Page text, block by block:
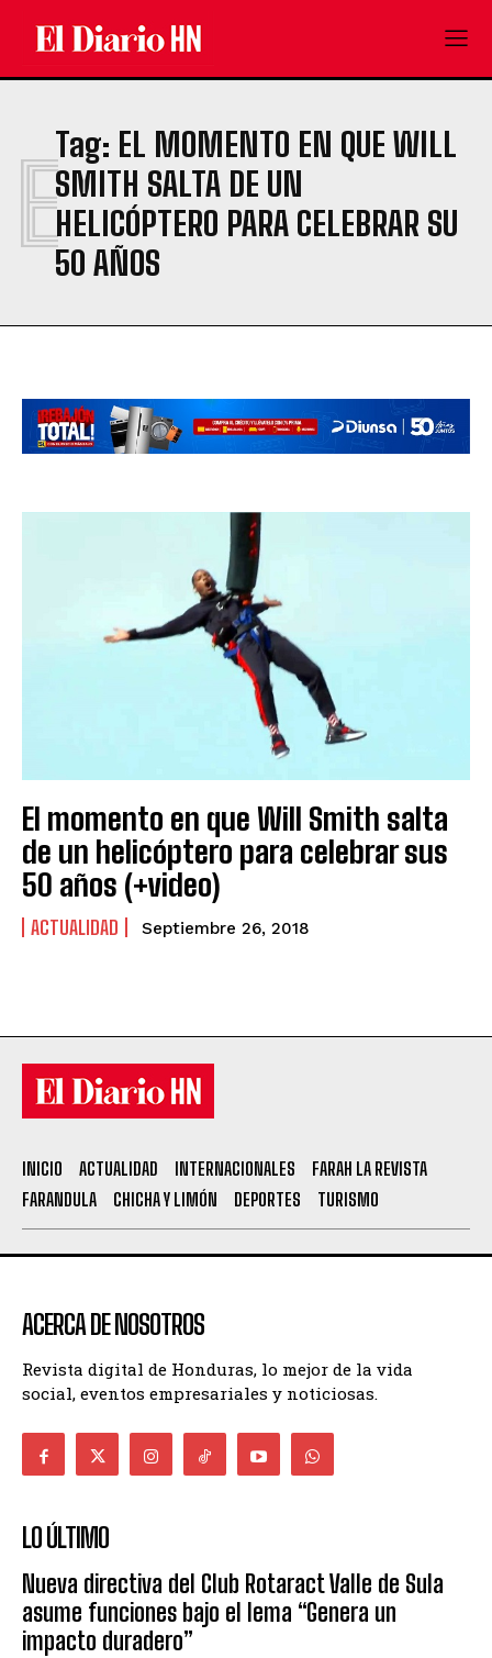
Tag: EL MOMENTO EN QUE WILL
SMITH SALTA DE UN
HELICÓPTERO PARA CELEBRAR SU
50 AÑOS
E
El momento en que Will Smith salta
de un helicóptero para celebrar sus
50 años (+video)
ACTUALIDAD Septiembre 26, 2018
INICIO ACTUALIDAD INTERNACIONALES
FARAH LA REVISTA
FARANDULA
CHICHA Y LIMÓN DEPORTES TURISMO
ACERCA DE NOSOTROS
Revista digital de Honduras, lo mejor de la vida
social, eventos empresariales y noticiosas.
LO ÚLTIMO
Nueva directiva del Club Rotaract Valle de Sula
asume funciones bajo el lema “Genera un
impacto duradero”